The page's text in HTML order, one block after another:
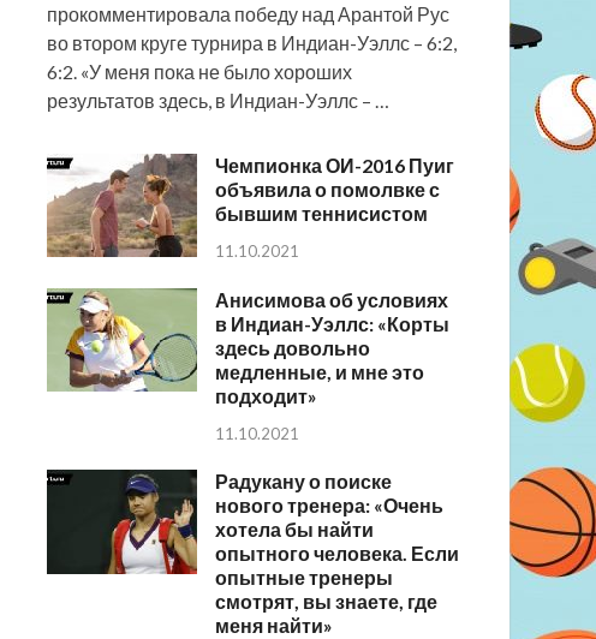
прокомментировала победу над Арантой Рус
во втором круге турнира в Индиан-Уэллс – 6:2,
6:2. «У меня пока не было хороших
результатов здесь, в Индиан-Уэллс – …
Чемпионка ОИ-2016 Пуиг
объявила о помолвке с
бывшим теннисистом
11.10.2021
Анисимова об условиях
в Индиан-Уэллс: «Корты
здесь довольно
медленные, и мне это
подходит»
11.10.2021
Радукану о поиске
нового тренера: «Очень
хотела бы найти
опытного человека. Если
опытные тренеры
смотрят, вы знаете, где
меня найти»